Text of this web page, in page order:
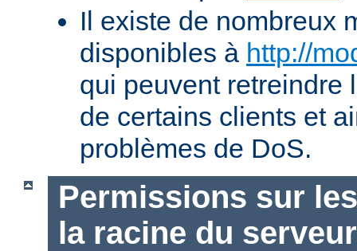
Il existe de nombreux
disponibles à http://
qui peuvent retreindre
de certains clients et
problèmes de DoS.
Permissions sur
la racine du serveur